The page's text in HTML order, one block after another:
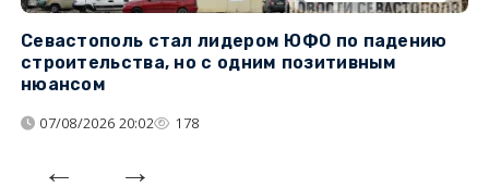
Севастополь стал лидером ЮФО по падению
строительства, но с одним позитивным
нюансом
07/08/2026 20:02 178